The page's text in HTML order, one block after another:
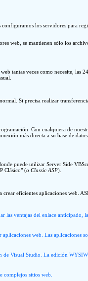
los servidores para
web, se mantienen sólo los
tantas veces como necesite, las
Si precisa realizar
Con cualquiera de
más directa a su base de
puede utilizar Server Side
Clásico" (o Classic ASP).
eficientes aplicaciones web.
las ventajas del enlace
web. Las aplicaciones
Visual Studio. La edición
complejos sitios web.